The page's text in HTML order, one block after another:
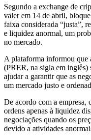
Segundo a exchange de
valer em 14 de abril,
faixa considerada “justa”,
e liquidez anormal, um
no mercado.
A plataforma informou que
(PRER, na sigla em inglês)
ajudar a garantir que as
um mercado justo e
De acordo com a empresa,
ordens apenas à liquidez
negociações quando os
devido a atividades